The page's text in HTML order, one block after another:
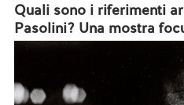
Quali sono i riferimenti
Pasolini? Una mostra